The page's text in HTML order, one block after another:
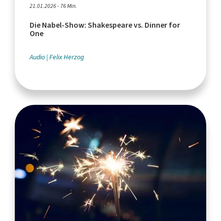
21.01.2026 - 76 Min.
Die Nabel-Show: Shakespeare vs. Dinner for
One
Audio Felix Herzog